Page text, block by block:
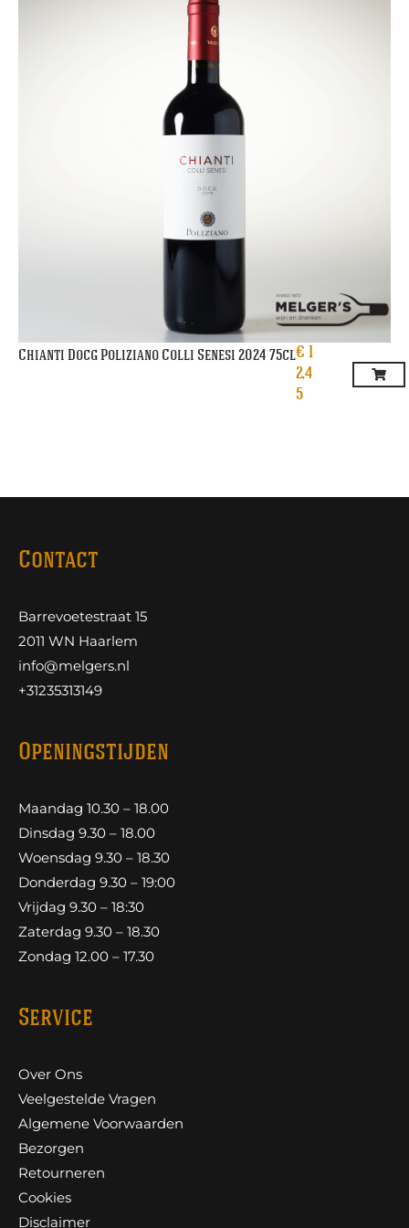
Chianti Docg Poliziano Colli Senesi 2024 75cl€ 1
2,4
5
Contact
Barrevoetestraat 15
2011 WN Haarlem
info@melgers.nl
+31235313149
Openingstijden
Maandag 10.30 – 18.00
Dinsdag 9.30 – 18.00
Woensdag 9.30 – 18.30
Donderdag 9.30 – 19:00
Vrijdag 9.30 – 18:30
Zaterdag 9.30 – 18.30
Zondag 12.00 – 17.30
Service
Over Ons
Veelgestelde Vragen
Algemene Voorwaarden
Bezorgen
Retourneren
Cookies
Disclaimer